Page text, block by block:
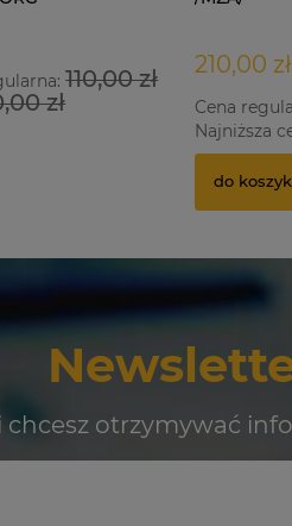
110,00 zł
zł
210,00 zł
Cena
Najniższa
do
chcesz otrzymywać